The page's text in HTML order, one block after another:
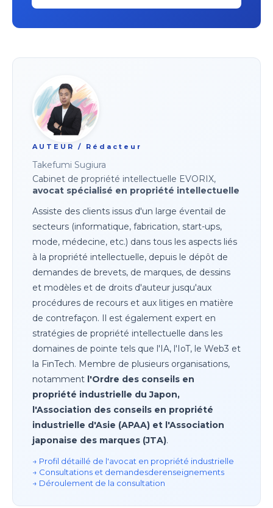
AUTEUR / Rédacteur
Takefumi Sugiura
Cabinet de propriété intellectuelle EVORIX,
avocat spécialisé en propriété intellectuelle
Assiste des clients issus d'un large éventail de
secteurs (informatique, fabrication, start-ups,
mode, médecine, etc.) dans tous les aspects liés
à la propriété intellectuelle, depuis le dépôt de
demandes de brevets, de marques, de dessins
et modèles et de droits d'auteur jusqu'aux
procédures de recours et aux litiges en matière
de contrefaçon. Il est également expert en
stratégies de propriété intellectuelle dans les
domaines de pointe tels que l'IA, l'IoT, le Web3 et
la FinTech. Membre de plusieurs organisations,
notamment l'Ordre des conseils en
propriété industrielle du Japon,
l'Association des conseils en propriété
industrielle d'Asie (APAA) et l'Association
japonaise des marques (JTA).
→ Profil détaillé de l'avocat en propriété industrielle
→ Consultations et demandesderenseignements
→ Déroulement de la consultation